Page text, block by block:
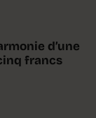
d’une
francs